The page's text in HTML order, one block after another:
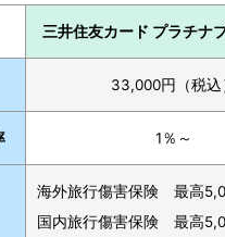
三井住友カード プラチナ
33,000円（税込
1％～
海外旅行傷害保険 最高
国内旅行傷害保険 最高